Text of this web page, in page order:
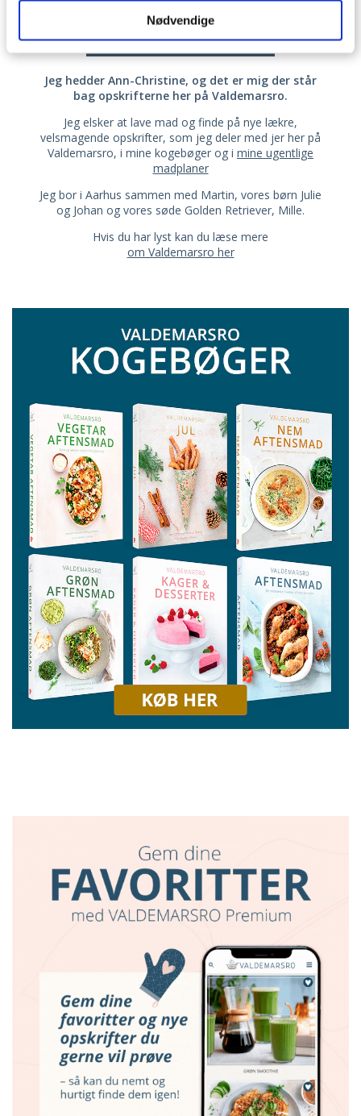
Nødvendige
OM VALDEMARSRO
Jeg hedder Ann-Christine, og det er mig der står
bag opskrifterne her på Valdemarsro.
Jeg elsker at lave mad og finde på nye lækre,
velsmagende opskrifter, som jeg deler med jer her på
Valdemarsro, i mine kogebøger og i mine ugentlige
madplaner
Jeg bor i Aarhus sammen med Martin, vores børn Julie
og Johan og vores søde Golden Retriever, Mille.
Hvis du har lyst kan du læse mere
om Valdemarsro her